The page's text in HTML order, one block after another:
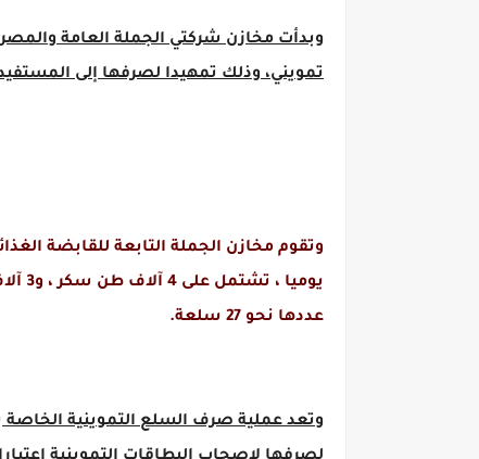
تمويني، وذلك تمهيدا لصرفها إلى
عددها نحو 27 سلعة.
وتعد عملية صرف السلع التموينية الخاصة